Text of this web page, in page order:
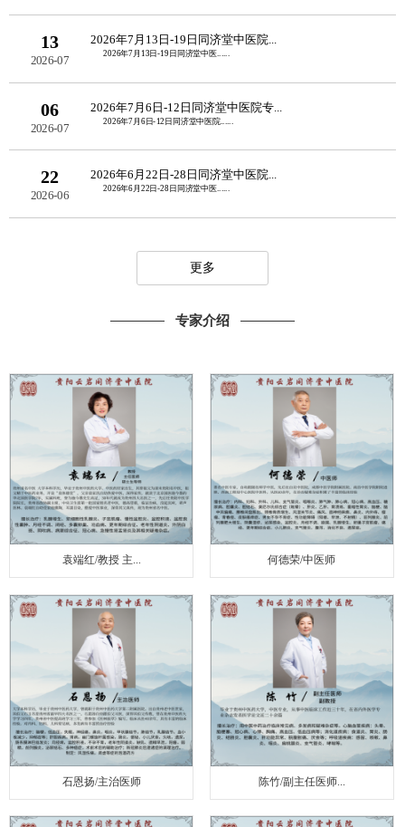
13
2026-07
2026年7月13日-19日同济堂中医院...
2026年7月13日-19日同济堂中医......
06
2026-07
2026年7月6日-12日同济堂中医院专...
2026年7月6日-12日同济堂中医院......
22
2026-06
2026年6月22日-28日同济堂中医院...
2026年6月22日-28日同济堂中医......
更多
专家介绍
袁端红/教授 主... 何德荣/中医师
石恩扬/主治医师 陈竹/副主任医师...